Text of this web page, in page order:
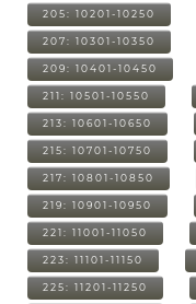
205: 10201-10250
207: 10301-10350
209: 10401-10450
211: 10501-10550
213: 10601-10650
215: 10701-10750
217: 10801-10850
219: 10901-10950
221: 11001-11050
223: 11101-11150
225: 11201-11250